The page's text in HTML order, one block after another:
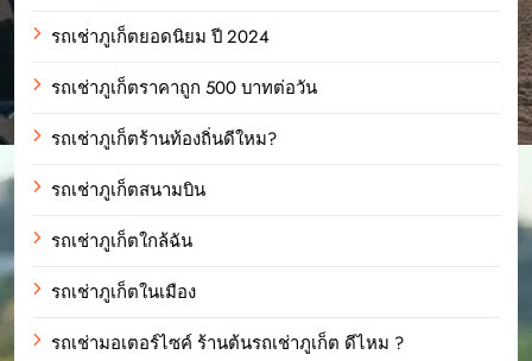
รถเช่าภูเก็ตยอดนิยม ปี 2024
รถเช่าภูเก็ตราคาถูก 500 บาทต่อวัน
รถเช่าภูเก็ตร้านท้องถิ่นดีใหม?
รถเช่าภูเก็ตสนามบิน
รถเช่าภูเก็ตใกล้ฉัน
รถเช่าภูเก็ตในเมือง
รถเช่ามอเตอร์ไซค์ ร้านต้นรถเช่าภูเก็ต ดีไหม ?